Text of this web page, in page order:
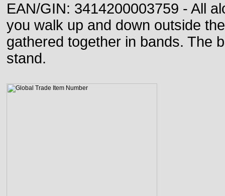
EAN/GIN: 3414200003759 - All
you walk up and down outside
gathered together in bands. The
stand.